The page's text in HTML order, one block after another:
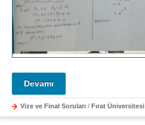
Devamı
Vize ve Final Soruları / Fırat Üniversitesi